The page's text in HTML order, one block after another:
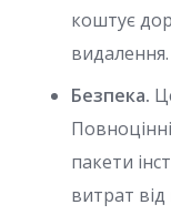
коштує
видалення.
Безпека.
пакети
витрат